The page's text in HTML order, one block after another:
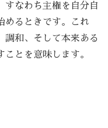
すなわち主権を自分自
めるときです。これ
調和、そして本来ある
とを意味します。